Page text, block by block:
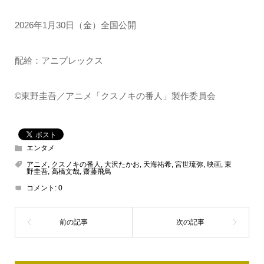
2026年1月30日（金）全国公開
配給：アニプレックス
©東野圭吾／アニメ「クスノキの番人」製作委員会
エンタメ
アニメ
クスノキの番人 大沢たかお 天海祐希, 宮世琉弥, 映画, 東
野圭吾, 高橋文哉, 齋藤飛鳥
コメント: 0